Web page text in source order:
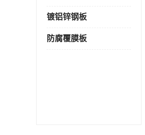
镀铝锌钢板
防腐覆膜板